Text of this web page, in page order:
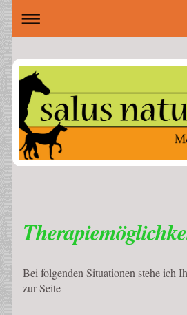
Bei folgenden Situationen stehe ich
zur Seite